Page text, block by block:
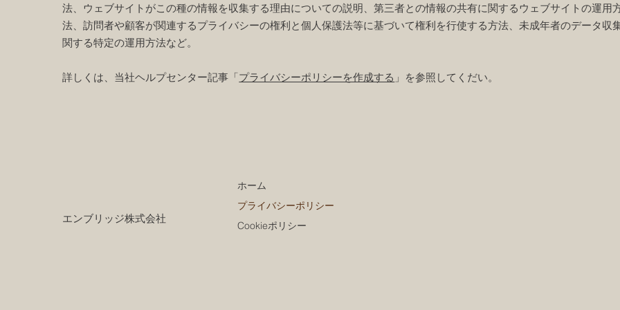
法、ウェブサイトがこの種の情報を収集する理由についての説明、第三者との情報の共有に関するウェブサイトの運用
法、訪問者や顧客が関連するプライバシーの権利と個人保護法等に基づいて権利を行使する方法、未成年者のデータ収
関する特定の運用方法など。
詳しくは、当社ヘルプセンター記事「プライバシーポリシーを作成する 」を参照してくだい。
エンブリッジ株式会社
ホーム
プライバシーポリシー
Cookieポリシー